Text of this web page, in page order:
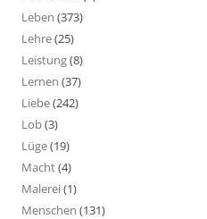
Leben (373)
Lehre(25)
Leistung(8)
Lernen (37)
Liebe(242)
Lob(3)
Lüge(19)
Macht(4)
Malerei(1)
Menschen (131)